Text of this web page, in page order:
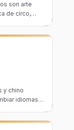
son arte
de circo,
y chino
idiomas